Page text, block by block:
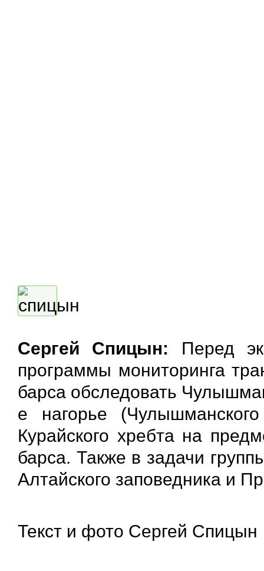
Сергей Спицын: Перед
программы мониторинга
барса обследовать
е нагорье
Курайского хребта на
барса. Также в задачи
Алтайского заповедника и
Текст и фото Сергей Спицын